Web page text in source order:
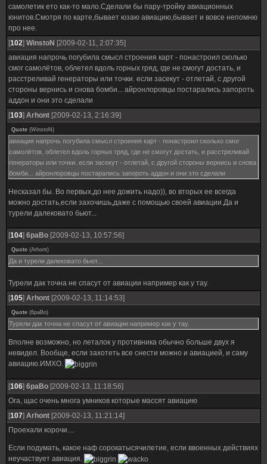
самолетик ето как-то мало.Сделали бы пару-тройку авиационных
юнитов.Смотря по карте,бывает юзаю авиацию,бывает и вовсе непомню
про нее.
[102] WinstoN [2009-02-11, 2:07:35]
авиация напрочь погубила смысл строения карт - понастроил сколько
смог самолётов, облетел вдоль горных гряд, где не смогут достать, и
расстреливай генераторы или точки. если засекут - отлетай, с другой
стороны вернись и снова бомби... айронлоровцы постарались запороть
аддон и они это сделали
[103] Arhont [2009-02-13, 2:16:39]
Quote (WinstoN )
авиация напрочь погубила смысл строения карт - понастроил сколько смог
самолётов, облетел вдоль горных гряд, где не смогут достать, и расстреливай
генераторы или точки. если засекут - отлетай, с другой стороны вернись и снова
бомби... айронлоровцы постарались запороть аддон и они это сделали
Несказал бы. Во первых,до нее дожить надо)), во вторых ее всегда
можно достать,если захочишь,даже с помощью своей авиации.Да и
турели далековато бьют...
[104] 6paBo [2009-02-13, 10:57:56]
Quote (Arhont)
Да и турели далековато бьют...
Турели дак точна не спасут от авиации например как у тау.
[105] Arhont [2009-02-13, 11:14:53]
Quote (6paBo)
Турели дак точна не спасут от авиации например как у тау.
Вполне возможно, но леталок у противника обычно больше двух я
невидел. Вообще, если захотеть все снести можно и авиацией, и саму
авиацию.ИМХО.
[106] 6paBo [2009-02-13, 11:18:56]
Ога, щас очень многа умников которые массят авиацию
[107] Arhont [2009-02-13, 11:21:14]
Проехали корочи....
Если подумать, какое наф сорокатысячилетие, если ввоенных действиях
неучаствует авиация.